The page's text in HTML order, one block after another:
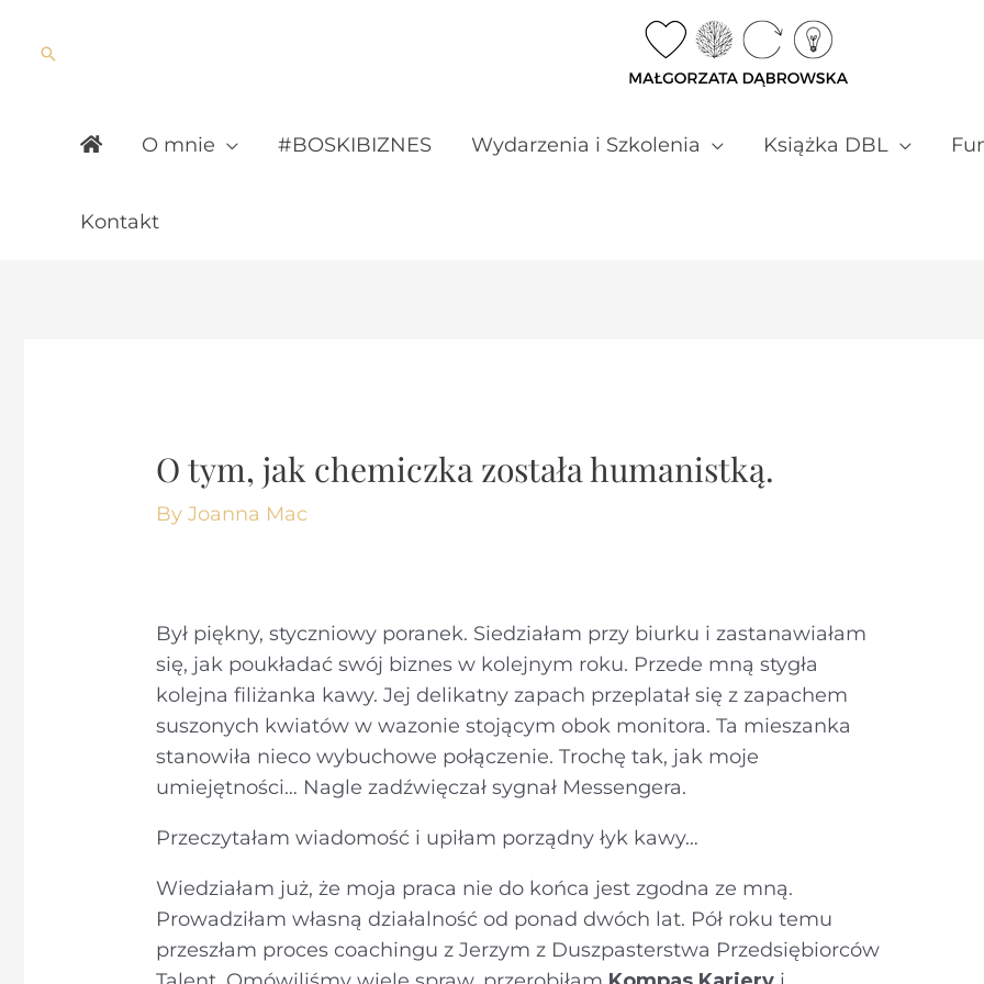
Search
O mnie #BOSKIBIZNES Wydarzenia i Szkolenia Książka DBL
Kontakt
O tym, jak chemiczka została humanistką.
ByJoanna Mac
Był piękny, styczniowy poranek. Siedziałam przy biurku i zastanawiałam
się, jak poukładać swój biznes w kolejnym roku. Przede mną stygła
kolejna filiżanka kawy. Jej delikatny zapach przeplatał się z zapachem
suszonych kwiatów w wazonie stojącym obok monitora. Ta mieszanka
stanowiła nieco wybuchowe połączenie. Trochę tak, jak moje
umiejętności… Nagle zadźwięczał sygnał Messengera.
Przeczytałam wiadomość i upiłam porządny łyk kawy…
Wiedziałam już, że moja praca nie do końca jest zgodna ze mną.
Prowadziłam własną działalność od ponad dwóch lat. Pół roku temu
przeszłam proces coachingu z Jerzym z Duszpasterstwa Przedsiębiorców